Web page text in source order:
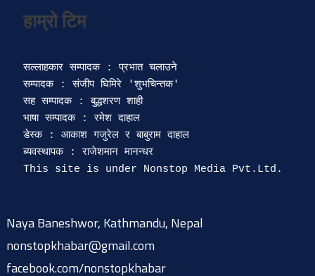
हाम्रो टिम
सल्लाहकार सम्पादक : प्रभात चलाउने
सम्पादक : संजीप घिमिरे 'शुभचिन्तक'
सह सम्पादक : बुद्धशरण शाही
भाषा सम्पादक : रमेश दाहाल
डेस्क : आकाश गजुरेल र बाबुराम दाहाल
ब्यवस्थापक : राजेशमान मानन्धर
Naya Baneshwor, Kathmandu, Nepal
nonstopkhabar@gmail.com
facebook.com/nonstopkhabar